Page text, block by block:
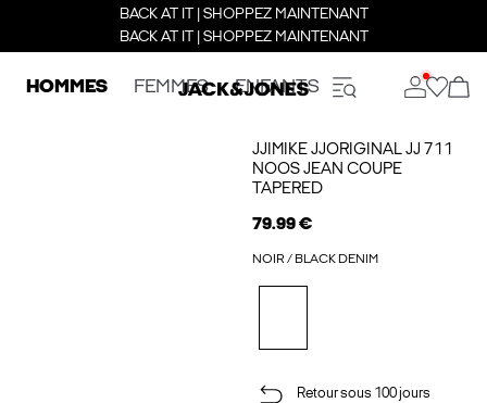
BACK AT IT | SHOPPEZ MAINTENANT
BACK AT IT | SHOPPEZ MAINTENANT
HOMMES FEMMES ENFANTS
JJIMIKE JJORIGINAL JJ 711
NOOS JEAN COUPE
TAPERED
79.99 €
NOIR / BLACK DENIM
Retour sous 100 jours